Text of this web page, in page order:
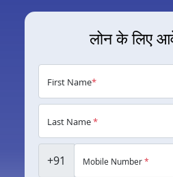
लोन के लिए
First Name*
Last Name*
+91 Mobile Number*